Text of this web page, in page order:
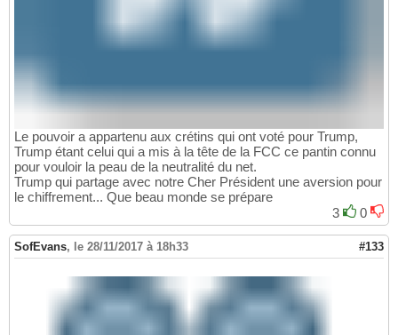
Le pouvoir a appartenu aux crétins qui ont voté pour Trump,
Trump étant celui qui a mis à la tête de la FCC ce pantin connu
pour vouloir la peau de la neutralité du net.
Trump qui partage avec notre Cher Président une aversion pour
le chiffrement... Que beau monde se prépare
3
0
SofEvans, le 28/11/2017 à 18h33 #133